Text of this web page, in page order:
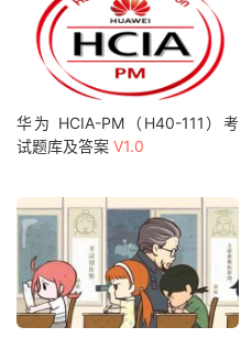
华为 HCIA-PM（H40-111）考
试题库及答案 V1.0